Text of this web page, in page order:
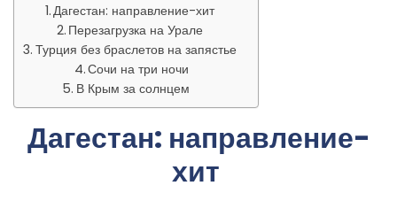
Дагестан: направление-хит
Перезагрузка на Урале
Турция без браслетов на запястье
Сочи на три ночи
В Крым за солнцем
Дагестан: направление-
хит